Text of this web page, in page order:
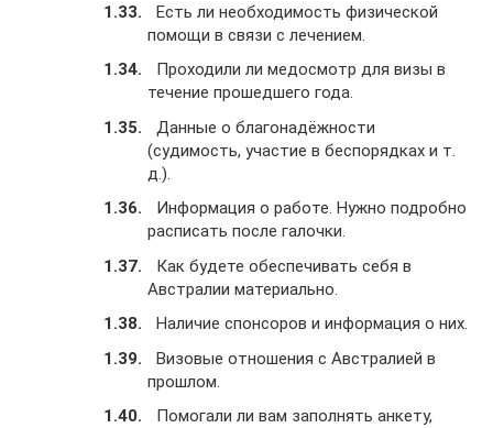
Есть ли необходимость физической
помощи в связи с лечением.
Проходили ли медосмотр для визы в
течение прошедшего года.
Данные о благонадёжности
(судимость, участие в беспорядках и т.
д.).
Информация о работе. Нужно подробно
расписать после галочки.
Как будете обеспечивать себя в
Австралии материально.
Наличие спонсоров и информация о них.
Визовые отношения с Австралией в
прошлом.
Помогали ли вам заполнять анкету,